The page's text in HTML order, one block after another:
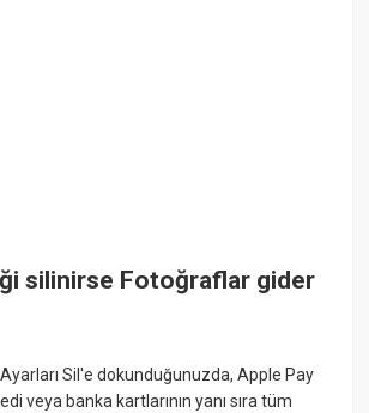
silinirse Fotoğraflar gider
Sil'e dokunduğunuzda, Apple Pay
veya banka kartlarının yanı sıra tüm